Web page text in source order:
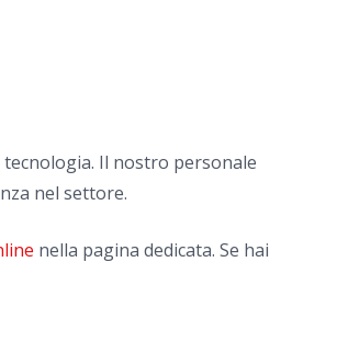
Il nostro personale
nel settore.
nella pagina dedicata. Se hai